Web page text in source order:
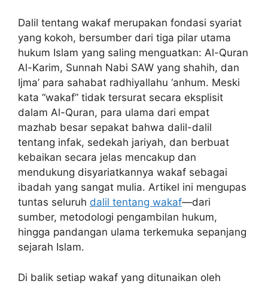
Dalil tentang wakaf merupakan fondasi syariat
yang kokoh, bersumber dari tiga pilar utama
hukum Islam yang saling menguatkan: Al-Quran
Al-Karim, Sunnah Nabi SAW yang shahih, dan
Ijma’ para sahabat radhiyallahu ‘anhum. Meski
kata “wakaf” tidak tersurat secara eksplisit
dalam Al-Quran, para ulama dari empat
mazhab besar sepakat bahwa dalil-dalil
tentang infak, sedekah jariyah, dan berbuat
kebaikan secara jelas mencakup dan
mendukung disyariatkannya wakaf sebagai
ibadah yang sangat mulia. Artikel ini mengupas
tuntas seluruh dalil tentang wakaf—dari
sumber, metodologi pengambilan hukum,
hingga pandangan ulama terkemuka sepanjang
sejarah Islam.
Di balik setiap wakaf yang ditunaikan oleh